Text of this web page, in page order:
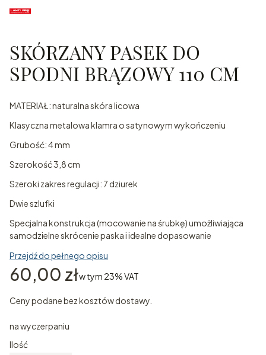
SKÓRZANY PASEK DO
SPODNI BRĄZOWY 110 CM
MATERIAŁ: naturalna skóra licowa
Klasyczna metalowa klamra o satynowym wykończeniu
Grubość: 4 mm
Szerokość 3,8 cm
Szeroki zakres regulacji: 7 dziurek
Dwie szlufki
Specjalna konstrukcja (mocowanie na śrubkę) umożliwiająca
samodzielne skrócenie paska i idealne dopasowanie
Przejdź do pełnego opisu
Cena
60,00 złw tym 23% VAT
w tym 23%VAT
Ceny podane bez kosztów dostawy.
na wyczerpaniu
Ilość